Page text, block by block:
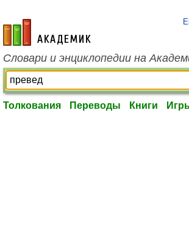
academic.ru
Словари и энциклопедии на
Толкования Переводы Книги